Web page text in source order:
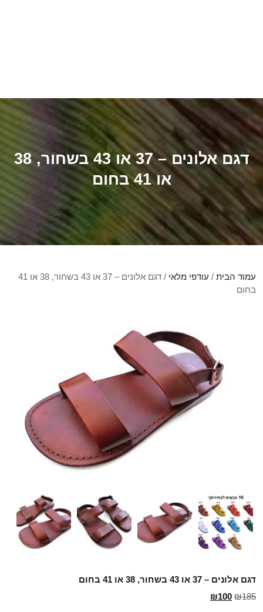
דגם אלונים – 37 או 43 בשחור, 38
או 41 בחום
עמוד הבית / עודפי מלאי
/ דגם אלונים – 37 או 43 בשחור, 38 או 41
בחום
דגם אלונים – 37 או 43 בשחור, 38 או 41 בחום
₪185
₪100